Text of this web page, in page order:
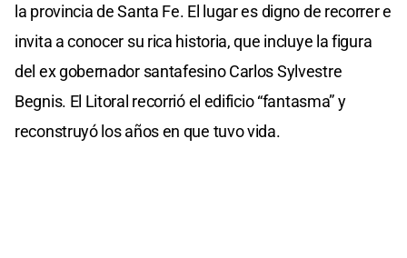
la provincia de Santa Fe. El lugar es digno de recorrer e
invita a conocer su rica historia, que incluye la figura
del ex gobernador santafesino Carlos Sylvestre
Begnis. El Litoral recorrió el edificio “fantasma” y
reconstruyó los años en que tuvo vida.